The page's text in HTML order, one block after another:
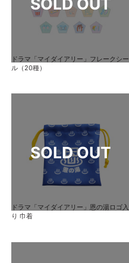
ドラマ「マイダイアリー」フレークシー
ル（20種）
ドラマ「マイダイアリー」恩の湯ロゴ入
り 巾着